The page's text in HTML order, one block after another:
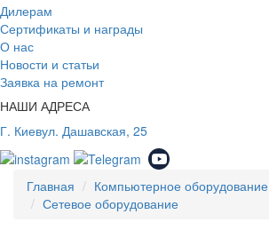
Дилерам
Сертификаты и награды
О нас
Новости и статьи
Заявка на ремонт
НАШИ АДРЕСА
Г. Киевул. Дашавская, 25
Главная
Компьютерное оборудование
Сетевое оборудование